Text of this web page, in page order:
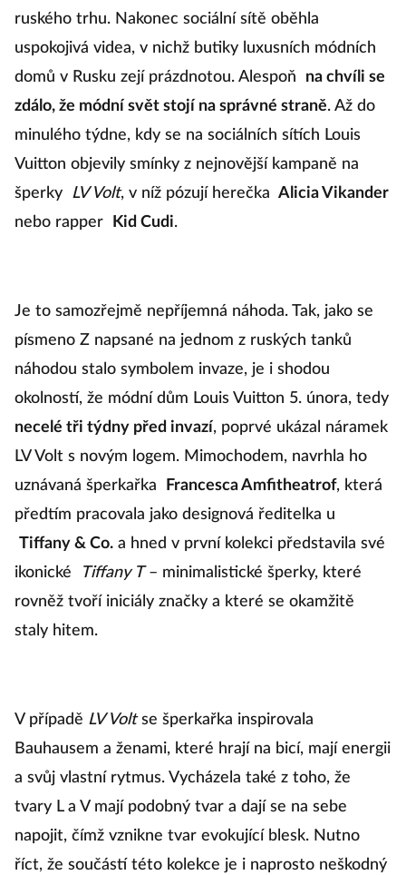
ruského trhu. Nakonec sociální sítě oběhla
uspokojivá videa, v nichž butiky luxusních módních
domů v Rusku zejí prázdnotou. Alespoň
na chvíli se
zdálo, že módní svět stojí na správné straně. Až do
minulého týdne, kdy se na sociálních sítích Louis
Vuitton objevily smínky z nejnovější kampaně na
šperky
LV Volt, v níž pózují herečka Alicia Vikander
nebo rapper
Kid Cudi.
Je to samozřejmě nepříjemná náhoda. Tak, jako se
písmeno Z napsané na jednom z ruských tanků
náhodou stalo symbolem invaze, je i shodou
okolností, že módní dům Louis Vuitton 5. února, tedy
necelé tři týdny před invazí, poprvé ukázal náramek
LV Volt s novým logem. Mimochodem, navrhla ho
uznávaná šperkařka
Francesca Amfitheatrof, která
předtím pracovala jako designová ředitelka u
Tiffany & Co.a hned v první kolekci představila své
ikonické
Tiffany T– minimalistické šperky, které
rovněž tvoří iniciály značky a které se okamžitě
staly hitem.
V případě LV Voltse šperkařka inspirovala
Bauhausem a ženami, které hrají na bicí, mají energii
a svůj vlastní rytmus. Vycházela také z toho, že
tvary L a V mají podobný tvar a dají se na sebe
napojit, čímž vznikne tvar evokující blesk. Nutno
říct, že součástí této kolekce je i naprosto neškodný